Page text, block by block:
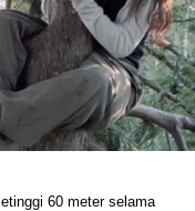
60 meter selama